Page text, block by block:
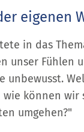
eigenen
in das
unser Fühlen
unbewusst.
können wir
umgehen?"